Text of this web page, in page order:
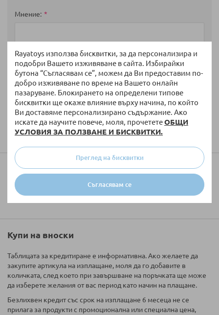
Rayatoys използва бисквитки, за да персонализира и
подобри Вашето изживяване в сайта. Избирайки
бутона “Съгласявам се”, можем да Ви предоставим по-
добро изживяване по време на Вашето онлайн
пазаруване. Блокирането на определени типове
бисквитки ще окаже влияние върху начина, по който
Ви доставяме персонализирано съдържание. Ако
искате да научите повече, моля, прочететеОБЩИ
УСЛОВИЯ ЗА ПОЛЗВАНЕ И БИСКВИТКИ.
Съгласявам се
Преглед на бисквитки
Мнение
Изпратете
Колко ще струва доставката?
Купи на вноски
Таблицата за кредитиране е информативна. Ако желаете да
закупите артикула на изплащане, моля да го добавите в
количката, след което при завършване на поръчката ще може
да изберете желания от вас период като начин на плащане.
Безлихвен кредит със срок на изплащане 6 месеца не се
прилага за продукти с промоционална или специална цена,